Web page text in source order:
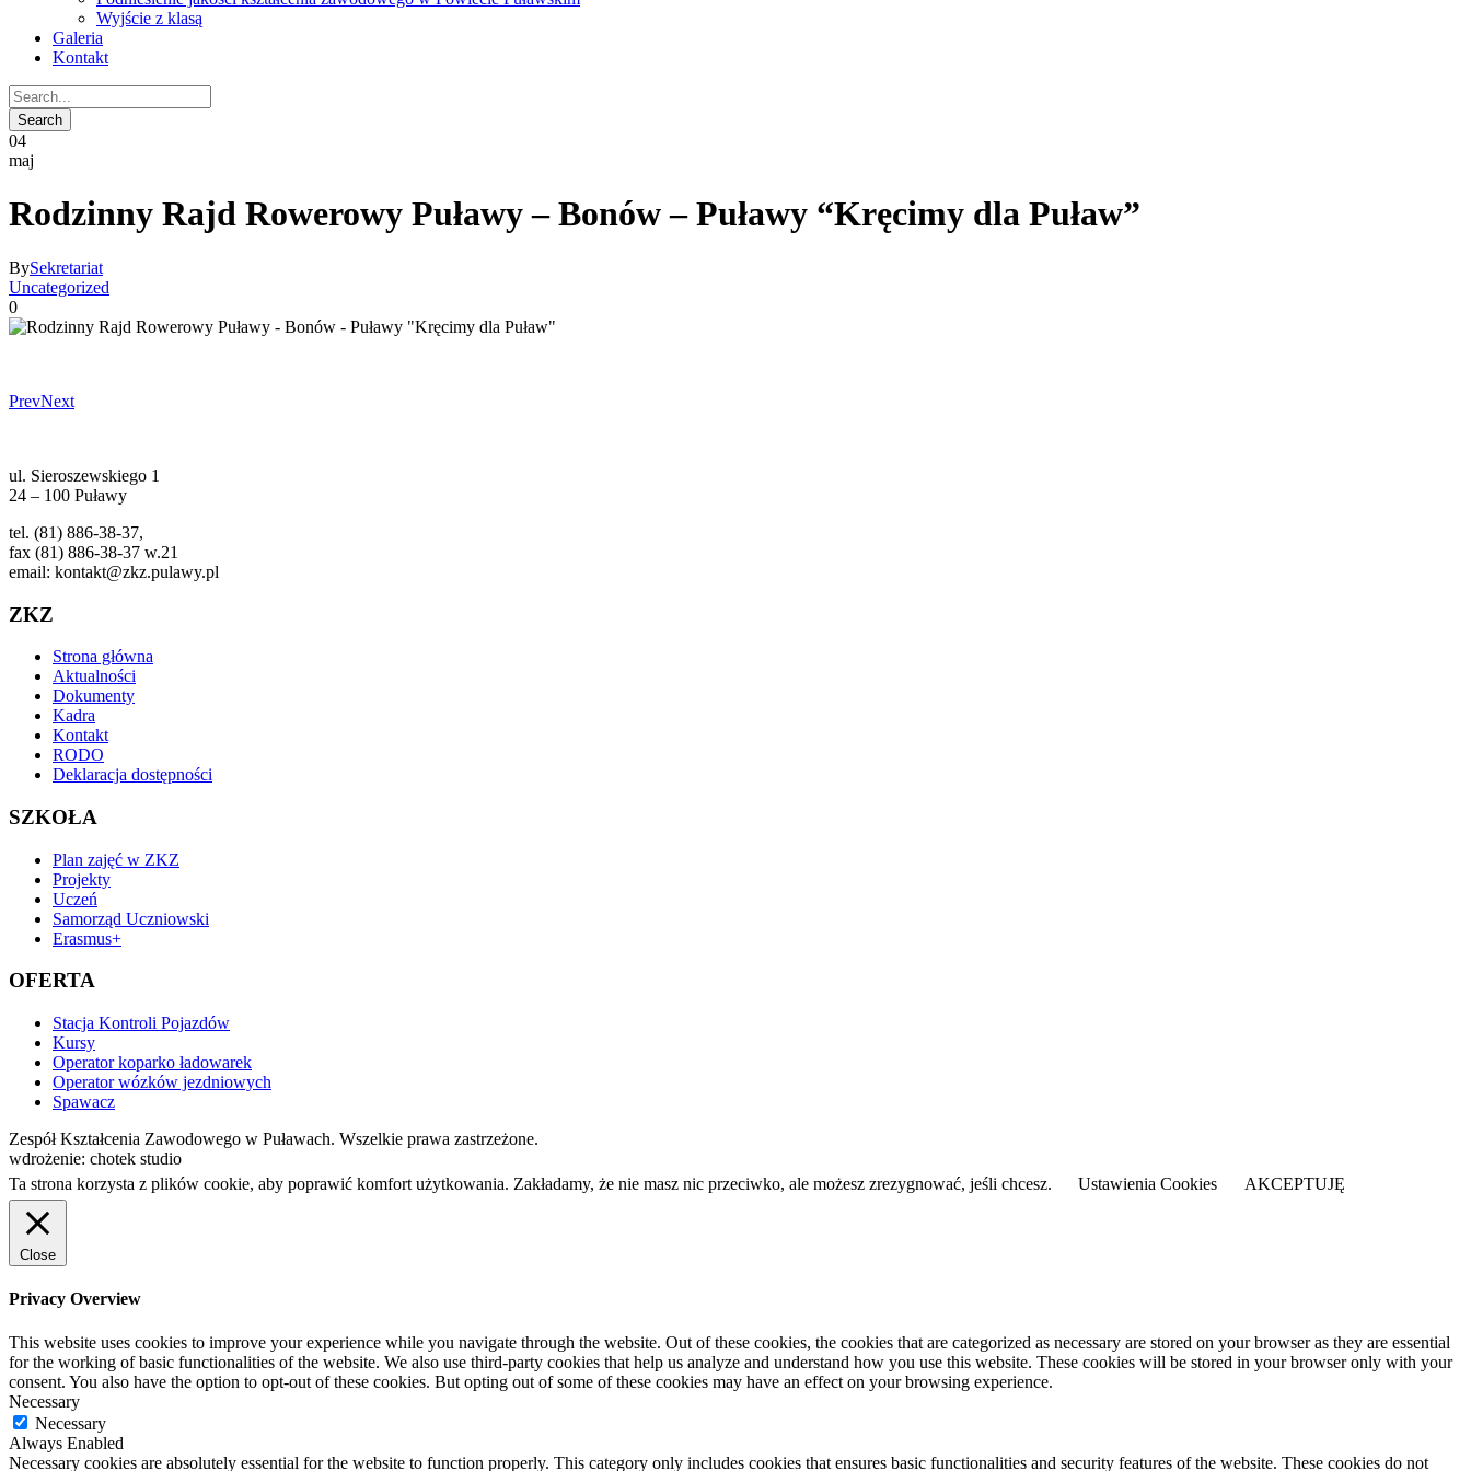
Wyjście z klasą
Galeria
Kontakt
04
maj
Rodzinny Rajd Rowerowy Puławy – Bonów – Puławy “Kręcimy dla Puław”
BySekretariat
Uncategorized
0
PrevNext
ul. Sieroszewskiego 1
24 – 100 Puławy
tel. (81) 886-38-37,
fax (81) 886-38-37 w.21
email: kontakt@zkz.pulawy.pl
ZKZ
Strona główna
Aktualności
Dokumenty
Kadra
Kontakt
RODO
Deklaracja dostępności
SZKOŁA
Plan zajęć w ZKZ
Projekty
Uczeń
Samorząd Uczniowski
Erasmus+
OFERTA
Stacja Kontroli Pojazdów
Kursy
Operator koparko ładowarek
Operator wózków jezdniowych
Spawacz
Zespół Kształcenia Zawodowego w Puławach. Wszelkie prawa zastrzeżone.
wdrożenie: chotek studio
Ta strona korzysta z plików cookie, aby poprawić komfort użytkowania. Zakładamy, że nie masz nic przeciwko, ale możesz zrezygnować, jeśli chcesz.
Ustawienia Cookies AKCEPTUJĘ
Close
Privacy Overview
This website uses cookies to improve your experience while you navigate through the website. Out of these cookies, the cookies that are categorized as necessary are stored on your browser as they are essential
for the working of basic functionalities of the website. We also use third-party cookies that help us analyze and understand how you use this website. These cookies will be stored in your browser only with your
consent. You also have the option to opt-out of these cookies. But opting out of some of these cookies may have an effect on your browsing experience.
Necessary
Necessary
Always Enabled
Necessary cookies are absolutely essential for the website to function properly. This category only includes cookies that ensures basic functionalities and security features of the website. These cookies do not